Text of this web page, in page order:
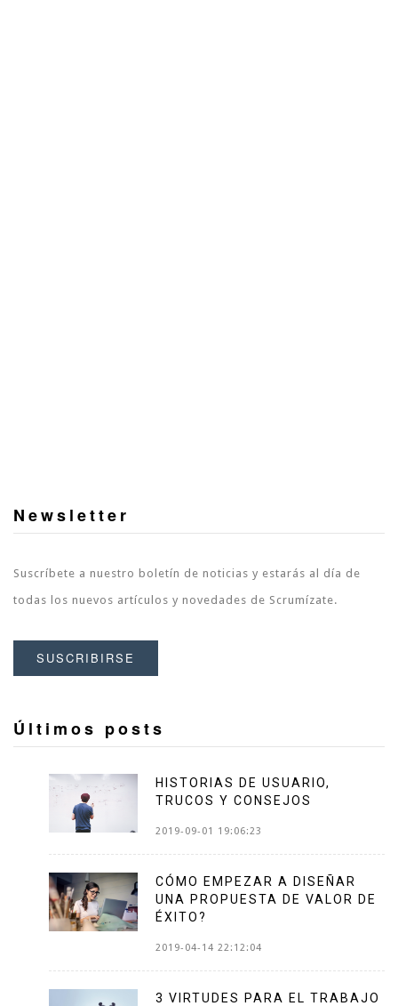
Newsletter
Suscríbete a nuestro boletín de noticias y estarás al día de
todas los nuevos artículos y novedades de Scrumízate.
SUSCRIBIRSE
Últimos posts
HISTORIAS DE USUARIO,
TRUCOS Y CONSEJOS
2019-09-01 19:06:23
CÓMO EMPEZAR A DISEÑAR
UNA PROPUESTA DE VALOR DE
ÉXITO?
2019-04-14 22:12:04
3 VIRTUDES PARA EL TRABAJO